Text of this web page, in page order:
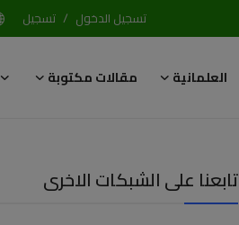
تسجيل الدخول / تسجيل
العلمانية
مقالات مكتوبة
تابعنا على الشبكات الاخرى